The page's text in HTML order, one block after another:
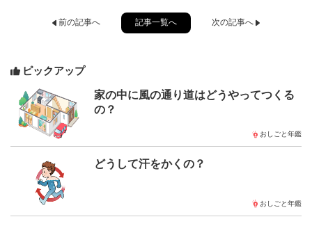
前の記事へ 記事一覧へ 次の記事へ
ピックアップ
家の中に風の通り道はどうやってつくる
の？
おしごと年鑑
どうして汗をかくの？
おしごと年鑑